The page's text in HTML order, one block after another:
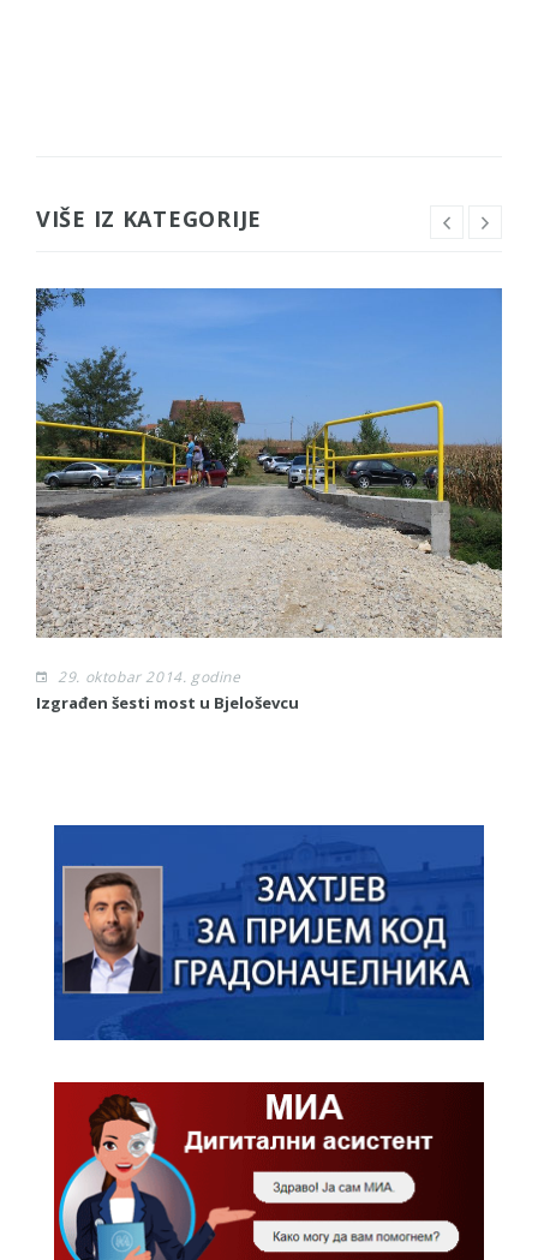
VIŠE IZ KATEGORIJE
29. oktobar 2014. godine
Izgrađen šesti most u Bjeloševcu